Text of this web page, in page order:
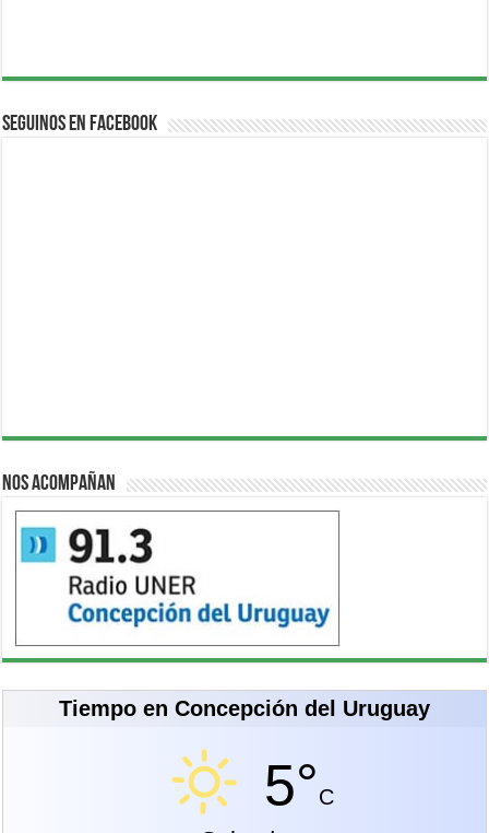
Seguinos en Facebook
Nos acompañan
Tiempo en Concepción del Uruguay
5°C